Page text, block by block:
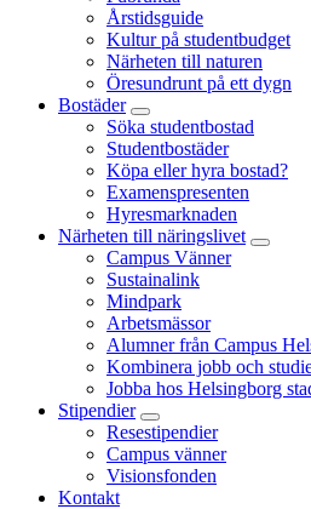
Årstidsguide
Kultur på studentbudget
Närheten till naturen
Öresundrunt på ett dygn
Bostäder
Söka studentbostad
Studentbostäder
Köpa eller hyra bostad?
Examenspresenten
Hyresmarknaden
Närheten till näringslivet
Campus Vänner
Sustainalink
Mindpark
Arbetsmässor
Alumner från Campus
Kombinera jobb och
Jobba hos Helsingborg
Stipendier
Resestipendier
Campus vänner
Visionsfonden
Kontakt